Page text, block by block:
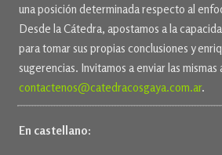
una posición determinada respecto al
Desde la Cátedra, apostamos a la
para tomar sus propias conclusiones y
sugerencias. Invitamos a enviar las mismas
contactenos@catedracosgaya.com.ar.
En castellano: